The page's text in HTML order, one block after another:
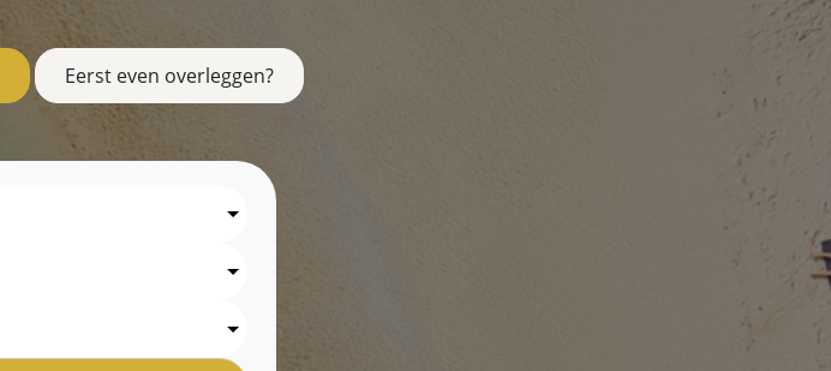
Eerst even overleggen?